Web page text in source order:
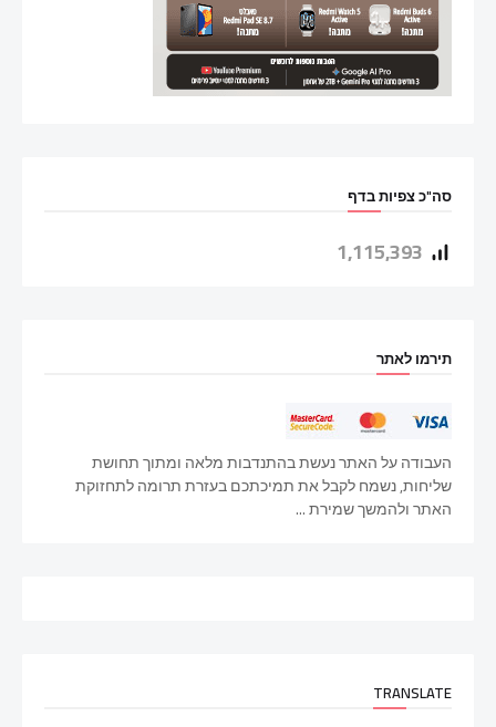
סה"כ צפיות בדף
1,115,393
תירמו לאתר
העבודה על האתר נעשת בהתנדבות מלאה ומתוך תחושת
שליחות, נשמח לקבל את תמיכתכם בעזרת תרומה לתחזוקת
האתר ולהמשך שמירת ...
TRANSLATE